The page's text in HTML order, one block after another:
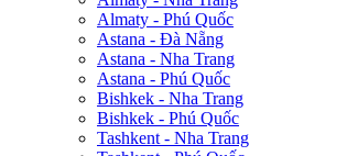
Almaty - Phú Quốc
Astana - Đà Nẵng
Astana - Nha Trang
Astana - Phú Quốc
Bishkek - Nha Trang
Bishkek - Phú Quốc
Tashkent - Nha Trang